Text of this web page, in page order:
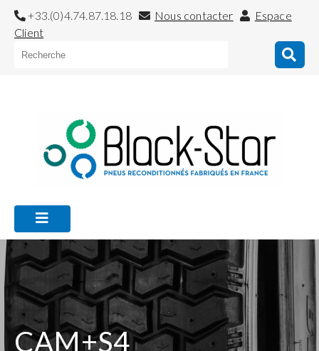
+33.(0)4.74.87.18.18 Nous contacter
Espace
Client
CAM+S4